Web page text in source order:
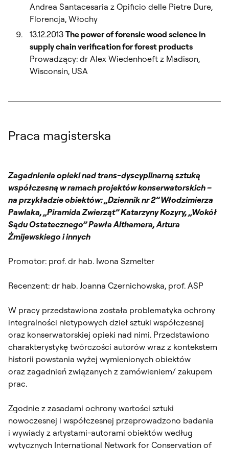
Andrea Santacesaria z Opificio delle Pietre Dure,
Florencja, Włochy
13.12.2013 The power of forensic wood science in
supply chain verification for forest products
Prowadzący: dr Alex Wiedenhoeft z Madison,
Wisconsin, USA
Praca magisterska
Zagadnienia opieki nad trans-dyscyplinarną sztuką
współczesną w ramach projektów konserwatorskich –
na przykładzie obiektów: „Dziennik nr 2” Włodzimierza
Pawlaka, „Piramida Zwierząt” Katarzyny Kozyry, „Wokół
Sądu Ostatecznego” Pawła Althamera, Artura
Żmijewskiego i innych
Promotor: prof. dr hab. Iwona Szmelter
Recenzent: dr hab. Joanna Czernichowska, prof. ASP
W pracy przedstawiona została problematyka ochrony
integralności nietypowych dzieł sztuki współczesnej
oraz konserwatorskiej opieki nad nimi. Przedstawiono
charakterystykę twórczości autorów wraz z kontekstem
historii powstania wyżej wymienionych obiektów
oraz zagadnień związanych z zamówieniem/ zakupem
prac.
Zgodnie z zasadami ochrony wartości sztuki
nowoczesnej i współczesnej przeprowadzono badania
i wywiady z artystami-autorami obiektów według
wytycznych International Network for Conservation of